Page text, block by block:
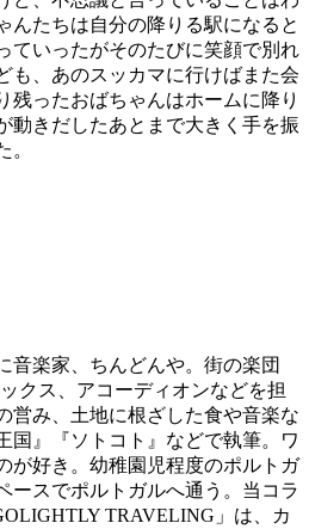
んたちは自分の降りる駅になると
ていったがそのたびに笑顔で別れ
も、あのスッカマに行けばまた会
残ったおばちゃんはホームに降り
動きだしたあとまで大きく手を振
。
音楽家、ちんどんや。街の楽団
ックス、アコーディオンなどを担
営み、土地に根ざした食や音楽な
国』『ソトコト』などで執筆。ワ
が好き。幼稚園児程度のポルトガ
ースでポルトガルへ通う。当コラ
TRAVELING」は、カ